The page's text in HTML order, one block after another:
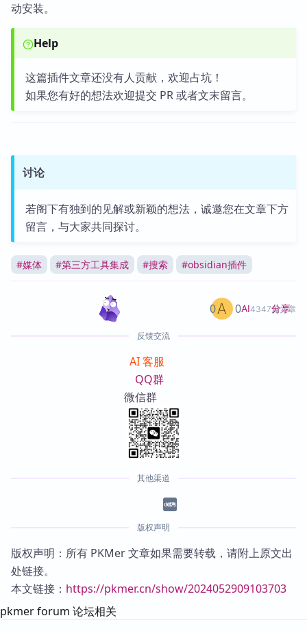
动安装。
Help
这篇插件文章还没有人贡献，欢迎占坑！
如果您有好的想法欢迎提交 PR 或者文末留言。
讨论
若阁下有独到的见解或新颖的想法，诚邀您在文章下方
留言，与大家共同探讨。
#媒体 #第三方工具集成 #搜索 #obsidian插件
AI4347篇文章
0 0 分享
反馈交流
AI 客服
QQ群
微信群
其他渠道
版权声明
版权声明：所有 PKMer 文章如果需要转载，请附上原文出
处链接。
本文链接： https://pkmer.cn/show/2024052909103703
pkmer forum 论坛相关